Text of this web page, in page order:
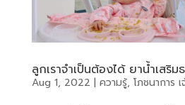
ลูกเราจำเป็นต้องได้ ยาน้ำเสริม
Aug 1, 2022 | ความรู้, โภชนาการ